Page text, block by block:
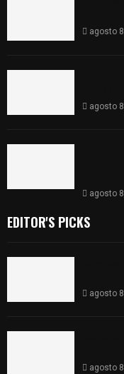
agosto
agosto
agosto
EDITOR'S PICKS
agosto
agosto